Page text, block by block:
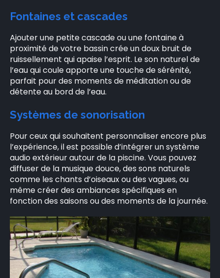
Fontaines et cascades
Ajouter une petite cascade ou une fontaine à
proximité de votre bassin crée un doux bruit de
ruissellement qui apaise l’esprit. Le son naturel de
l’eau qui coule apporte une touche de sérénité,
parfait pour des moments de méditation ou de
détente au bord de l’eau.
Systèmes de sonorisation
Pour ceux qui souhaitent personnaliser encore plus
l’expérience, il est possible d’intégrer un système
audio extérieur autour de la piscine. Vous pouvez
diffuser de la musique douce, des sons naturels
comme les chants d’oiseaux ou des vagues, ou
même créer des ambiances spécifiques en
fonction des saisons ou des moments de la journée.